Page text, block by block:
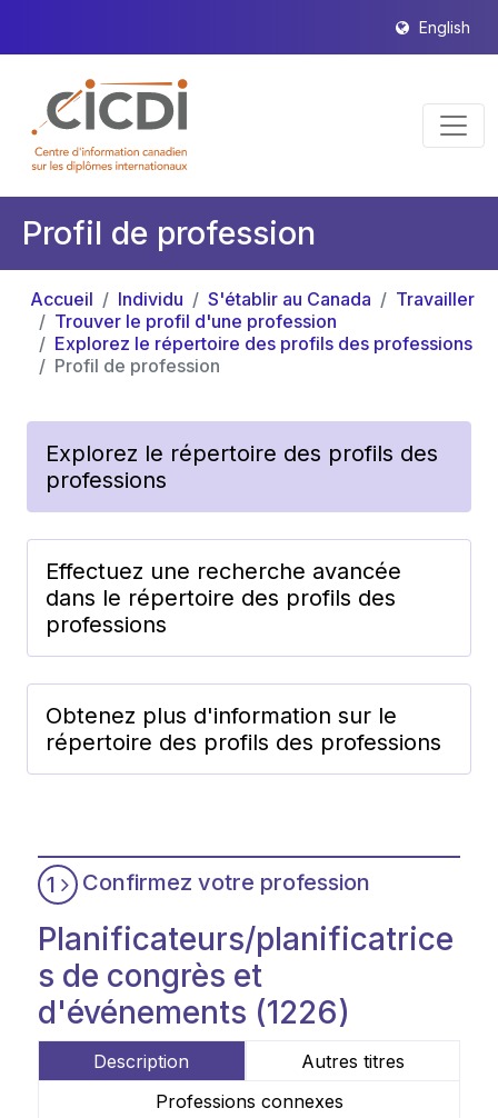
English
Profil de profession
Accueil Individu S'établir au Canada
Travailler
Trouver le profil d'une profession
Explorez le répertoire des profils des professions
Profil de profession
Explorez le répertoire des profils des
professions
Effectuez une recherche avancée
dans le répertoire des profils des
professions
Obtenez plus d'information sur le
répertoire des profils des professions
1 Confirmez votre profession
Planificateurs/planificatrice
s de congrès et
d'événements (1226)
Description
Autres titres
Professions connexes